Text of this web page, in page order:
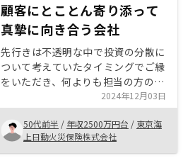
顧客にとことん寄り添って
真摯に向き合う会社
先行きは不透明な中で投資の分散に
ついて考えていたタイミングでご縁
をいただき、何よりも担当の方の熱
意や真摯な姿勢が心を打ちました。
私も経営の端くれとして、戦略❌
熱意❌行動量が成果の方程式であ
ると説いているのですが、それを体
現している会社と思ったのが背中を
2024年12月03日
50代前半 / 年収2500万円台 / 東京海
上日動火災保険株式会社